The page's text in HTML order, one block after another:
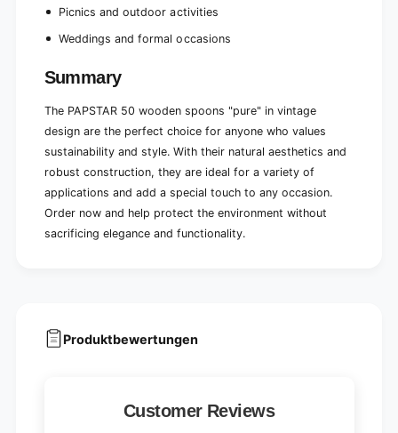
s
Picnics and outdoor activities
Weddings and formal occasions
Summary
The PAPSTAR 50 wooden spoons "pure" in vintage
design are the perfect choice for anyone who values
sustainability and style. With their natural aesthetics and
robust construction, they are ideal for a variety of
applications and add a special touch to any occasion.
Order now and help protect the environment without
sacrificing elegance and functionality.
Produktbewertungen
Customer Reviews